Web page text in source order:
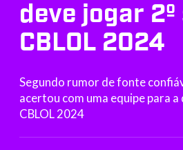
deve jogar
CBLOL 2024
Segundo rumor de fonte
acertou com uma equipe para
CBLOL 2024